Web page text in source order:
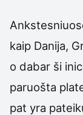
kaip Danija,
o dabar ši
paruošta
pat yra